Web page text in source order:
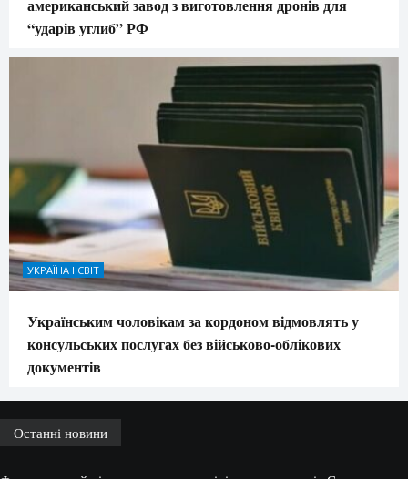
американський завод з виготовлення дронів для
“ударів углиб” РФ
УКРАЇНА І СВІТ
Українським чоловікам за кордоном відмовлять у
консульських послугах без військово-облікових
документів
Останні новини